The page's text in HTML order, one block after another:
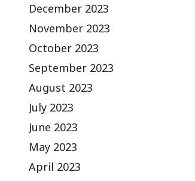
December 2023
November 2023
October 2023
September 2023
August 2023
July 2023
June 2023
May 2023
April 2023